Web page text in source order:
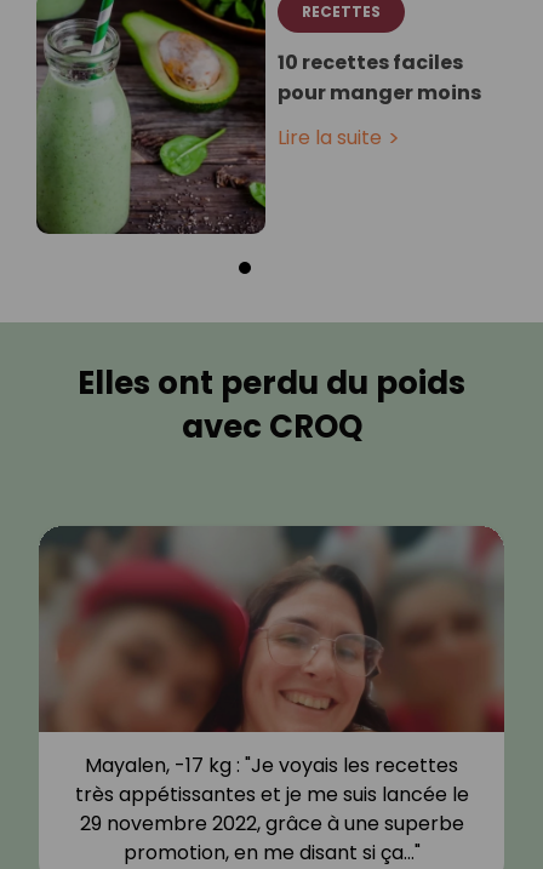
RECETTES
10 recettes faciles
pour manger moins
Lire la suite
Elles ont perdu du poids
avec CROQ
Mayalen, -17 kg : "Je voyais les recettes
très appétissantes et je me suis lancée le
29 novembre 2022, grâce à une superbe
promotion, en me disant si ça…"